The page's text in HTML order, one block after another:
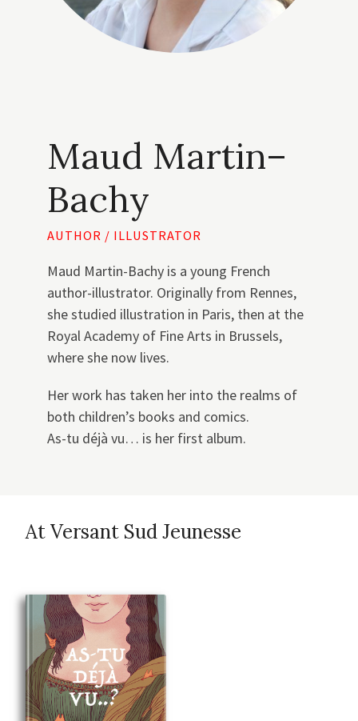
Maud Martin–
Bachy
AUTHOR / ILLUSTRATOR
Maud Martin-Bachy is a young French
author-illustrator. Originally from Rennes,
she studied illustration in Paris, then at the
Royal Academy of Fine Arts in Brussels,
where she now lives.
Her work has taken her into the realms of
both children’s books and comics.
As-tu déjà vu… is her first album.
At Versant Sud Jeunesse